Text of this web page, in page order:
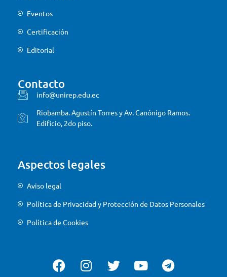
Eventos
Certificación
Editorial
Contacto
info@unirep.edu.ec
Riobamba. Agustín Torres y Av. Canónigo Ramos.
Edificio, 2do piso.
Aspectos legales
Aviso legal
Política de Privacidad y Protección de Datos Personales
Política de Cookies